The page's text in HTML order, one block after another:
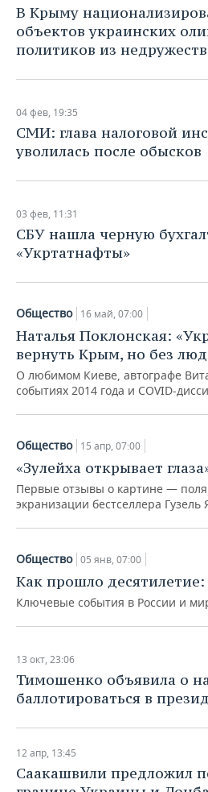
В Крыму
объектов украинских
политиков из
04 фев, 19:35
СМИ: глава налоговой
уволилась после обысков
03 фев, 11:31
СБУ нашла черную
«Укртатнафты»
Общество 16 май, 07:00
Наталья Поклонская:
вернуть Крым, но без
О любимом Киеве, автографе
событиях 2014 года и COVID-
Общество 15 апр, 07:00
«Зулейха открывает
Первые отзывы о картине —
экранизации бестселлера Гузель
Общество 05 янв, 07:00
Как прошло десятилетие:
Ключевые события в России и
13 окт, 23:06
Тимошенко объявила о
баллотироваться в
12 апр, 13:45
Саакашвили предложил